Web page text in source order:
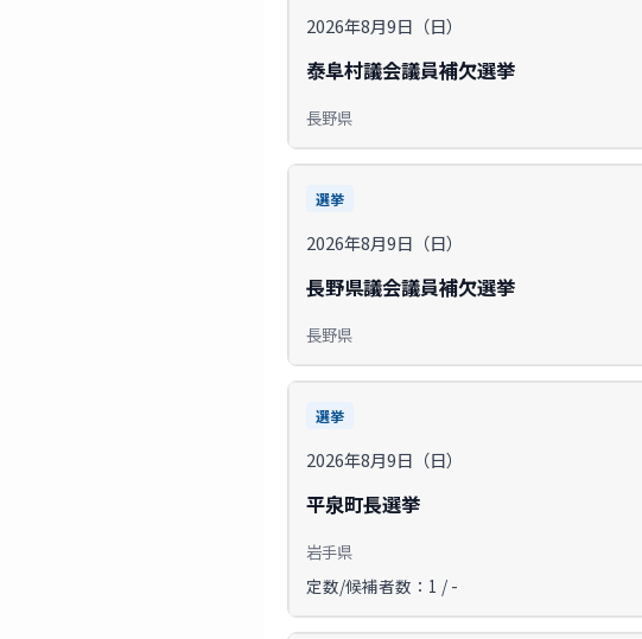
2026年8月9日（日）
泰阜村議会議員補欠選挙
長野県
選挙
2026年8月9日（日）
長野県議会議員補欠選挙
長野県
選挙
2026年8月9日（日）
平泉町長選挙
岩手県
定数/候補者数：1 / -